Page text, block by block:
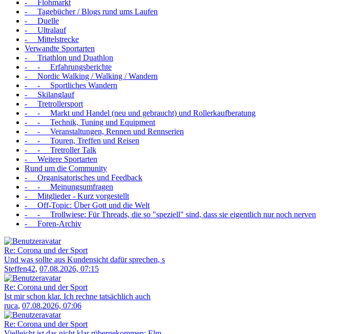
- Flohmarkt
- Tagebücher / Blogs rund ums Laufen
- Duelle
- Ultralauf
- Mittelstrecke
Verwandte Sportarten
- Triathlon und Duathlon
- - Erfahrungsberichte
- Nordic Walking / Walking / Wandern
- - Sportliches Wandern
- Skilanglauf
- Tretrollersport
- - Markt und Handel (neu und gebraucht) und Rollerkaufberatung
- - Technik, Tuning und Equipment
- - Veranstaltungen, Rennen und Rennserien
- - Touren, Treffen und Reisen
- - Tretroller Talk
- Weitere Sportarten
Rund um die Community
- Organisatorisches und Feedback
- - Meinungsumfragen
- Mitglieder - Kurz vorgestellt
- Off-Topic: Über Gott und die Welt
- - Trollwiese: Für Threads, die so "speziell" sind, dass sie eigentlich nur noch nerven
- Foren-Archiv
Re: Corona und der Sport
Und was sollte aus Kundensicht dafür sprechen, s
Steffen42, 07.08.2026, 07:15
Re: Corona und der Sport
Ist mir schon klar. Ich rechne tatsächlich auch
ruca, 07.08.2026, 07:06
Re: Corona und der Sport